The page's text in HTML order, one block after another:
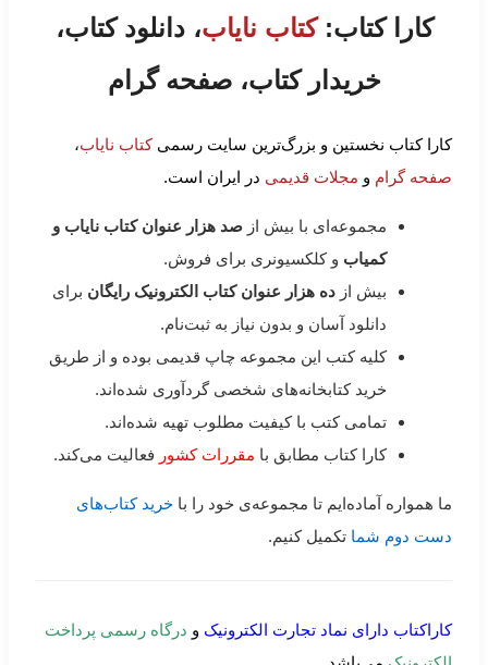
کارا کتاب:کتاب نایاب، دانلود کتاب،
خریدار کتاب، صفحه گرام
کارا کتاب نخستین و بزرگ‌ترین سایت رسمیکتاب نایاب،
صفحه گرام و مجلات قدیمی در ایران است.
مجموعه‌ای با بیش از صد هزار عنوان کتاب نایاب و
کمیاب و کلکسیونری برای فروش.
بیش از ده هزار عنوان کتاب الکترونیک رایگان برای
دانلود آسان و بدون نیاز به ثبت‌نام.
کلیه کتب این مجموعه چاپ قدیمی بوده و از طریق
خرید کتابخانه‌های شخصی گردآوری شده‌اند.
تمامی کتب با کیفیت مطلوب تهیه شده‌اند.
کارا کتاب مطابق با مقررات کشور فعالیت می‌کند.
ما همواره آماده‌ایم تا مجموعه‌ی خود را با خرید کتاب‌های
دست دوم شما تکمیل کنیم.
کاراکتاب دارای نماد تجارت الکترونیک و درگاه رسمی پرداخت